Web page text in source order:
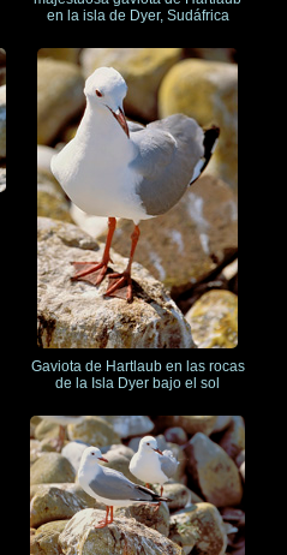
en la isla de Dyer, Sudáfrica
Gaviota de Hartlaub en las rocas
de la Isla Dyer bajo el sol